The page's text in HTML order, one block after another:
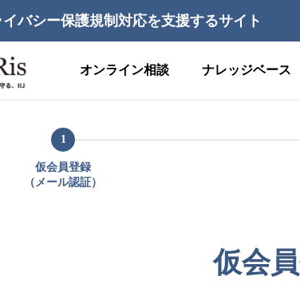
バシー保護規制対応を支援するサイト
オンライン相談 ナレッジベース
1
仮会員登録
（メール認証）
仮会